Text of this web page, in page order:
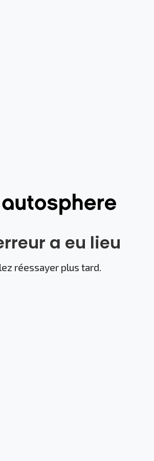
a eu lieu
réessayer plus tard.